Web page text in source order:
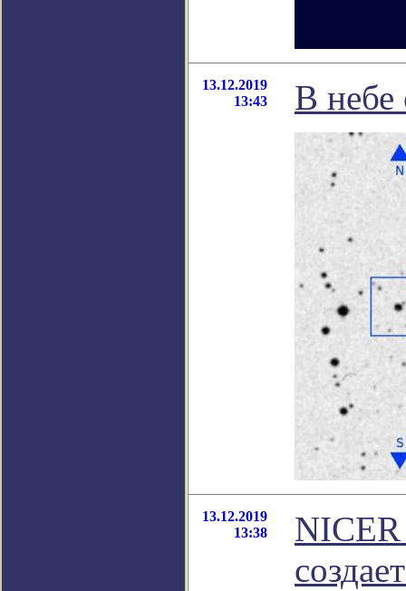
13.12.2019
13:43
В небе
13.12.2019
13:38
NICER